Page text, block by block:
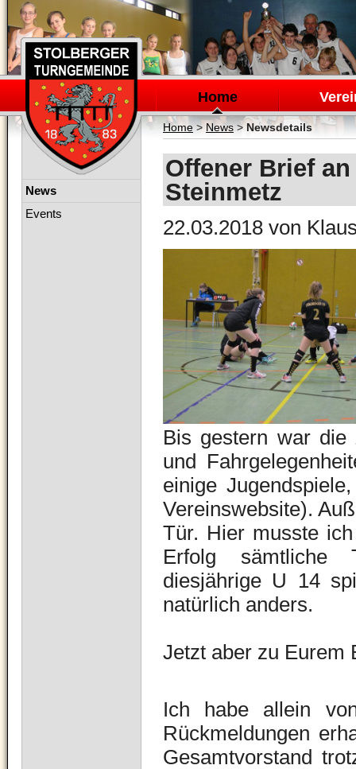
Navigation
überspringen
Home
Home> News>Newsdetails
Offener Brief
Steinmetz
22.03.2018 von
Bis gestern war die
und
einige
Vereinswebsite).
Tür. Hier musste
Erfolg sämtliche
diesjährige U 14
natürlich anders.
Jetzt aber zu Eurem
Ich habe allein
Rückmeldungen
Gesamtvorstand
Navigation
News
Events